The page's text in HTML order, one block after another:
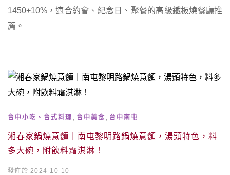
1450+10%，適合約會、紀念日、聚餐的高級鐵板燒餐廳推
薦。
台中小吃、台式料理 台中美食 台中南屯
湘春家鍋燒意麵｜南屯黎明路鍋燒意麵，湯頭特色，料
多大碗，附飲料霜淇淋！
發佈於 2024-10-10